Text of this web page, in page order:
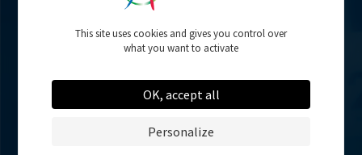
Résultats
This site uses cookies and gives you control over
what you want to activate
OK, accept all
Personalize